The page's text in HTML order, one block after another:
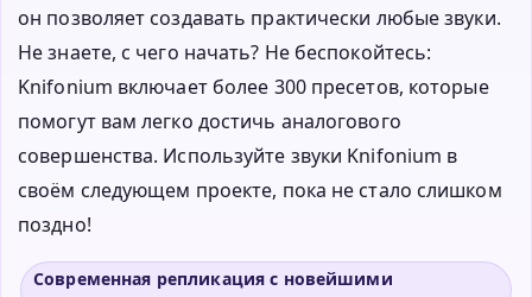
он позволяет создавать практически любые звуки.
Не знаете, с чего начать? Не беспокойтесь:
Knifonium включает более 300 пресетов, которые
помогут вам легко достичь аналогового
совершенства. Используйте звуки Knifonium в
своём следующем проекте, пока не стало слишком
поздно!
Современная репликация с новейшими